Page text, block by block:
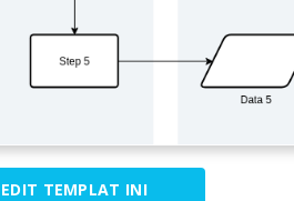
EDIT TEMPLAT INI